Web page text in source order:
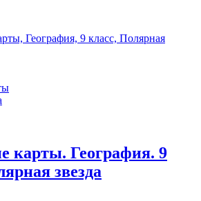
карты. География. 9
звезда